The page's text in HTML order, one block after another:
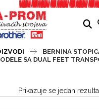
BERNINA
SA DUAL FEET
Prikazuje se jedan